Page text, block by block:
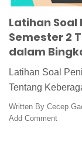
Latihan Soal
Semester 2
dalam
Latihan Soal
Tentang
Written By Cecep
Add Comment